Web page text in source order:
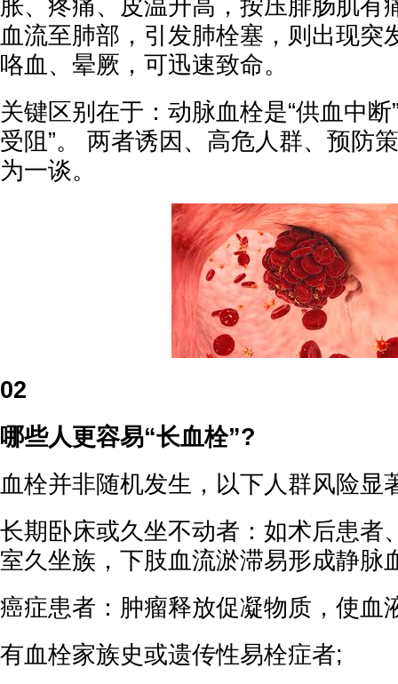
胀、疼痛、皮温升高，按压腓肠肌有
血流至肺部，引发肺栓塞，则出现突
咯血、晕厥，可迅速致命。
关键区别在于：动脉血栓是“供血中断
受阻”。 两者诱因、高危人群、预防
为一谈。
02
哪些人更容易“长血栓”?
血栓并非随机发生，以下人群风险显
长期卧床或久坐不动者：如术后患者
室久坐族，下肢血流淤滞易形成静脉
癌症患者：肿瘤释放促凝物质，使血
有血栓家族史或遗传性易栓症者;